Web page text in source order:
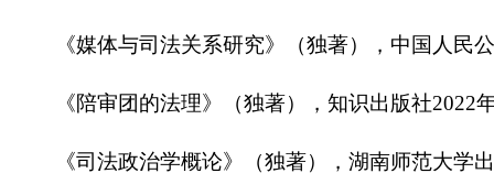
《媒体与司法关系研究》（独著），中国人民
《陪审团的法理》（独著），知识出版社2022
《司法政治学概论》（独著），湖南师范大学